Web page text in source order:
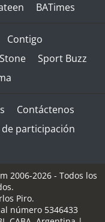
BATimes
Contigo
Sport Buzz
Contáctenos
de participación
2006-2026 - Todos los
Piro.
número 5346433